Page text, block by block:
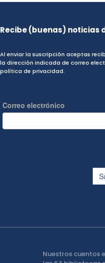
Recibe (buenas) noticias
Al enviar la suscripción aceptas
la dirección indicada de correo
política de privacidad.
Nuestros cuentos